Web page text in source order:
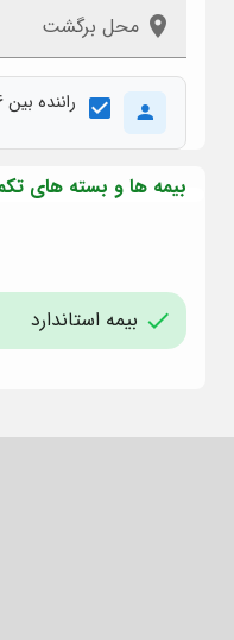
محل برگشت
راننده بین 26 تا 69 سال
بیمه ها و بسته های
بیمه استاندارد